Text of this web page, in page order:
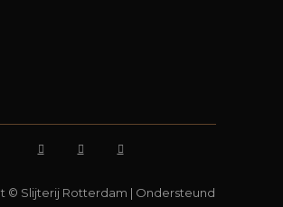
© Slijterij Rotterdam | Ondersteund